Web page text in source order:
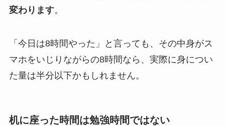
変わります。
「今日は8時間やった」と言っても、その中身がス
マホをいじりながらの8時間なら、実際に身につい
た量は半分以下かもしれません。
机に座った時間は勉強時間ではない